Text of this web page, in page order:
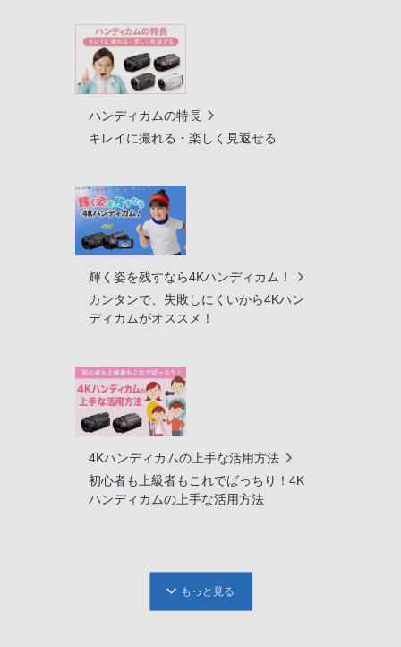
ハンディカムの特長
キレイに撮れる・楽しく見返せる
輝く姿を残すなら4Kハンディカム！
カンタンで、失敗しにくいから4Kハン
ディカムがオススメ！
4Kハンディカムの上手な活用方法
初心者も上級者もこれでばっちり！4K
ハンディカムの上手な活用方法
もっと見る